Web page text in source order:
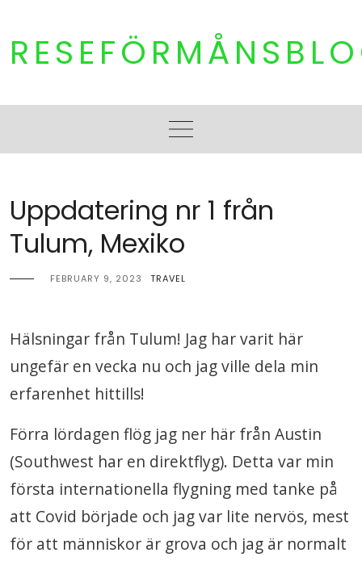
content
Uppdatering nr 1 från
Tulum, Mexiko
FEBRUARY 9, 2023 TRAVEL
Hälsningar från Tulum! Jag har varit här
ungefär en vecka nu och jag ville dela min
erfarenhet hittills!
Förra lördagen flög jag ner här från Austin
(Southwest har en direktflyg). Detta var min
första internationella flygning med tanke på
att Covid började och jag var lite nervös, mest
för att människor är grova och jag är normalt